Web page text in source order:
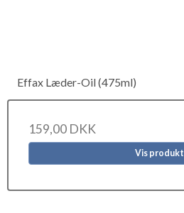
Effax Læder-Oil (475ml)
159,00 DKK
Vis produkt